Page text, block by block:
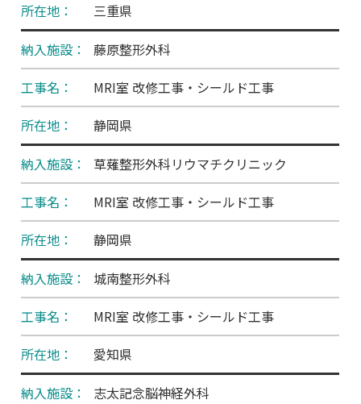
三重県
藤原整形外科
MRI室 改修工事・シールド工事
静岡県
草薙整形外科リウマチクリニック
MRI室 改修工事・シールド工事
静岡県
城南整形外科
MRI室 改修工事・シールド工事
愛知県
志太記念脳神経外科